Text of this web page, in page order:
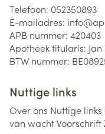
Telefoon: 052350893
E-mailadres: info@
APB nummer: 420403
Apotheek titularis:
BTW nummer:
Nuttige links
Over ons Nuttige links
van wachtVoorschrift